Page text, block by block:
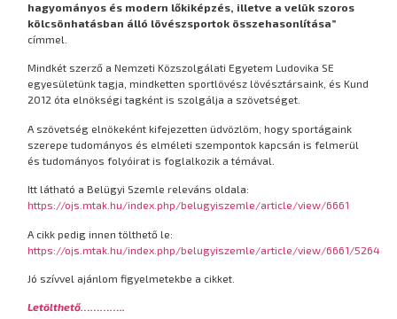
hagyományos és modern lőkiképzés, illetve a velük szoros
kölcsönhatásban álló lövészsportok összehasonlítása”
címmel.
Mindkét szerző a Nemzeti Közszolgálati Egyetem Ludovika SE
egyesületünk tagja, mindketten sportlövész lövésztársaink, és Kund
2012 óta elnökségi tagként is szolgálja a szövetséget.
A szövetség elnökeként kifejezetten üdvözlöm, hogy sportágaink
szerepe tudományos és elméleti szempontok kapcsán is felmerül
és tudományos folyóirat is foglalkozik a témával.
Itt látható a Belügyi Szemle releváns oldala:
https://ojs.mtak.hu/index.php/belugyiszemle/article/view/6661
A cikk pedig innen tölthető le:
https://ojs.mtak.hu/index.php/belugyiszemle/article/view/6661/5264
Jó szívvel ajánlom figyelmetekbe a cikket.
Letölthető…………..